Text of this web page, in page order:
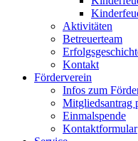
Aktivitäten
Betreuerteam
Kontakt
Förderverein
Infos zum
Mitgliedsantrag
Einmalspende
Kontaktformular